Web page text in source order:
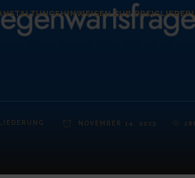
ZUR
NOVEMBER 14, 2025